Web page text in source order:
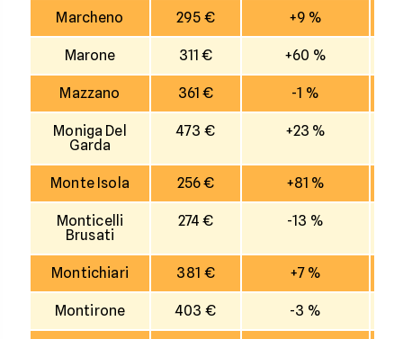
Marcheno 295 € +9 %
Marone 311 € +60 %
Mazzano 361 € -1 %
Moniga Del
Garda
473 € +23 %
Monte Isola 256 € +81 %
Monticelli
Brusati
274 € -13 %
Montichiari 381 € +7 %
Montirone 403 € -3 %